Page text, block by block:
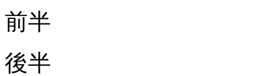
前半
後半